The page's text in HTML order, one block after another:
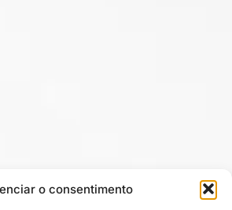
o consentimento